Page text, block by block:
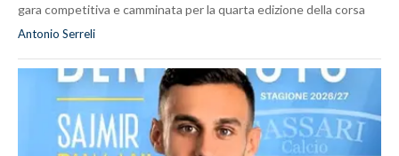
gara competitiva e camminata per la quarta edizione della corsa
Antonio Serreli